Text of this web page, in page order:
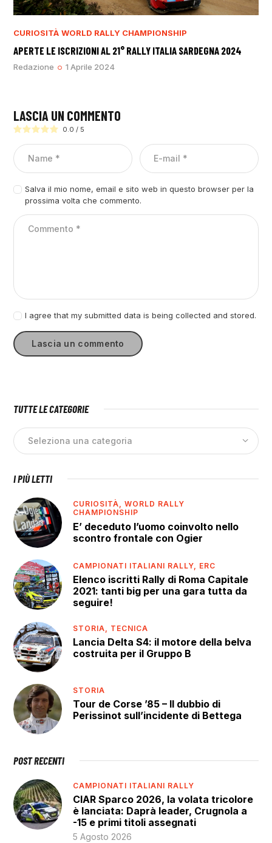
CURIOSITÀ WORLD RALLY CHAMPIONSHIP
APERTE LE ISCRIZIONI AL 21° RALLY ITALIA SARDEGNA 2024
Redazione 1 Aprile 2024
LASCIA UN COMMENTO
0.0 / 5
Salva il mio nome, email e sito web in questo browser per la
prossima volta che commento.
I agree that my submitted data is being collected and stored.
TUTTE LE CATEGORIE
I PIÙ LETTI
CURIOSITÀ,WORLD RALLY
CHAMPIONSHIP
E’ deceduto l’uomo coinvolto nello
scontro frontale con Ogier
CAMPIONATI ITALIANI RALLY, ERC
Elenco iscritti Rally di Roma Capitale
2021: tanti big per una gara tutta da
seguire!
STORIA, TECNICA
Lancia Delta S4: il motore della belva
costruita per il Gruppo B
STORIA
Tour de Corse ’85 – Il dubbio di
Perissinot sull’incidente di Bettega
POST RECENTI
CAMPIONATI ITALIANI RALLY
CIAR Sparco 2026, la volata tricolore
è lanciata: Daprà leader, Crugnola a
-15 e primi titoli assegnati
5 Agosto 2026